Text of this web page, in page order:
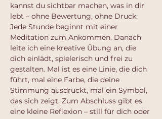
kannst du sichtbar machen, was in dir
lebt – ohne Bewertung, ohne Druck.
Jede Stunde beginnt mit einer
Meditation zum Ankommen. Danach
leite ich eine kreative Übung an, die
dich einlädt, spielerisch und frei zu
gestalten. Mal ist es eine Linie, die dich
führt, mal eine Farbe, die deine
Stimmung ausdrückt, mal ein Symbol,
das sich zeigt. Zum Abschluss gibt es
eine kleine Reflexion – still für dich oder